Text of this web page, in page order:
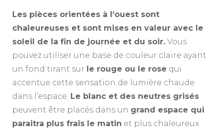
Les pièces orientées à l’ouest sont
chaleureuses et sont mises en valeur avec le
soleil de la fin de journée et du soir. Vous
pouvez utiliser une base de couleur claire ayant
un fond tirant sur le rouge ou le rose qui
accentue cette sensation de lumière chaude
dans l’espace. Le blanc et des neutres grisés
peuvent être placés dans un grand espace qui
paraitra plus frais le matin et plus chaleureux